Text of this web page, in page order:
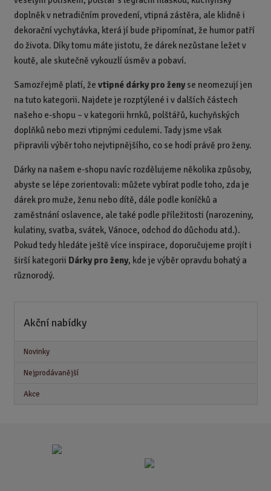
t
doplněk v netradičním provedení, vtipná zástěra, ale klidně i
dekorační vychytávka, která jí bude připomínat, že humor patří
do života. Díky tomu máte jistotu, že dárek nezůstane ležet v
koutě, ale skutečně vykouzlí úsměv a pobaví.
Samozřejmě platí, že vtipné dárky pro ženyse neomezují jen
na tuto kategorii. Najdete je rozptýlené i v dalších částech
našeho e-shopu – v kategorii hrnků, polštářů, kuchyňských
doplňků nebo mezi vtipnými cedulemi. Tady jsme však
připravili výběr toho nejvtipnějšího, co se hodí právě pro ženy.
Dárky na našem e-shopu navíc rozdělujeme několika způsoby,
abyste se lépe zorientovali: můžete vybírat podle toho, zda je
dárek pro muže, ženu nebo dítě, dále podle koníčků a
zaměstnání oslavence, ale také podle příležitosti (narozeniny,
kulatiny, svatba, svátek, Vánoce, odchod do důchodu atd.).
Pokud tedy hledáte ještě více inspirace, doporučujeme projít i
širší kategorii Dárky pro ženy, kde je výběr opravdu bohatý a
různorodý.
Akční nabídky
Novinky
Nejprodávanější
Akce